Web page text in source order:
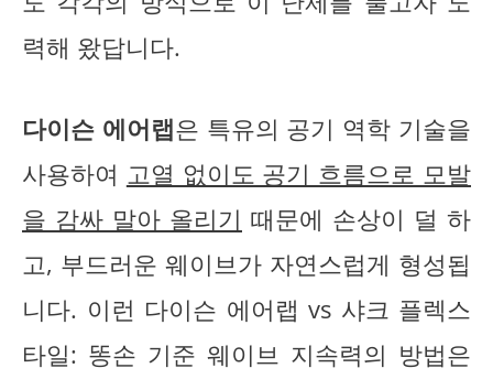
력해 왔답니다.
다이슨 에어랩은 특유의 공기 역학 기술을
사용하여 고열 없이도 공기 흐름으로 모발
을 감싸 말아 올리기 때문에 손상이 덜 하
고, 부드러운 웨이브가 자연스럽게 형성됩
니다. 이런 다이슨 에어랩 vs 샤크 플렉스
타일: 똥손 기준 웨이브 지속력의 방법은